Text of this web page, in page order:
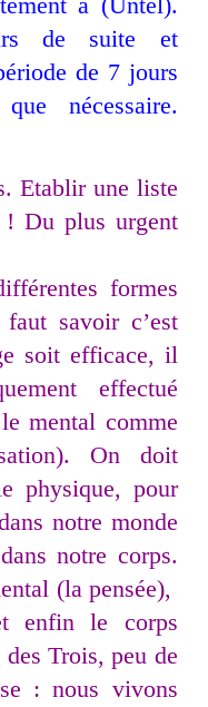
de suite et
de 7 jours
nécessaire.
Etablir une liste
Du plus urgent
formes
savoir c’est
soit efficace, il
effectué
mental comme
On doit
physique, pour
notre monde
notre corps.
(la pensée),
enfin le corps
Trois, peu de
: nous vivons